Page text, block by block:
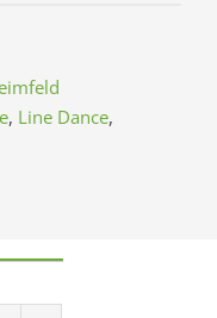
, Line Dance,